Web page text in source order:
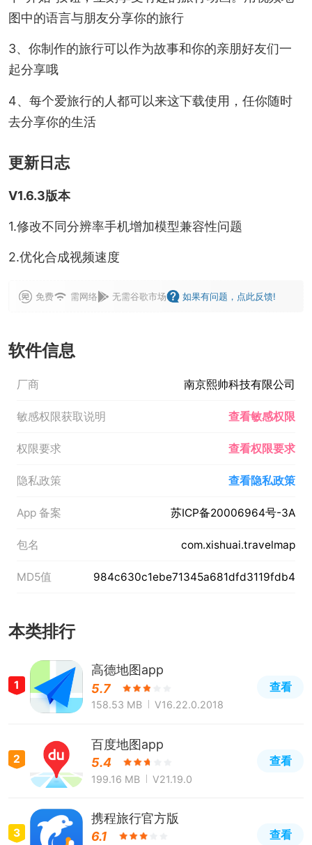
图中的语言与朋友分享你的旅行
3、你制作的旅行可以作为故事和你的亲朋好友们一
起分享哦
4、每个爱旅行的人都可以来这下载使用，任你随时
去分享你的生活
更新日志
V1.6.3版本
1.修改不同分辨率手机增加模型兼容性问题
2.优化合成视频速度
免费 需网络 无需谷歌市场 如果有问题，点此反馈!
软件信息
厂商 南京熙帅科技有限公司
敏感权限获取说明 查看敏感权限
权限要求 查看权限要求
隐私政策 查看隐私政策
App 备案 苏ICP备20006964号-3A
包名 com.xishuai.travelmap
MD5值 984c630c1ebe71345a681dfd3119fdb4
本类排行
1
高德地图app
5.7
158.53 MB V16.22.0.2018
查看
2
百度地图app
5.4
199.16 MB V21.19.0
查看
3
携程旅行官方版
6.1
查看